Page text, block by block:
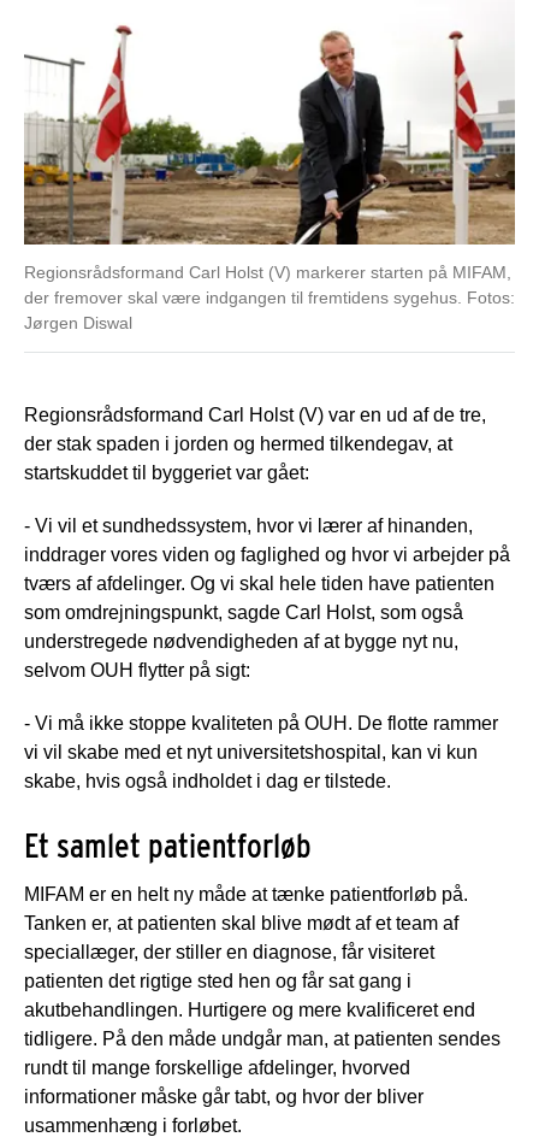
Regionsrådsformand Carl Holst (V) markerer starten på MIFAM,
der fremover skal være indgangen til fremtidens sygehus. Fotos:
Jørgen Diswal
Regionsrådsformand Carl Holst (V) var en ud af de tre,
der stak spaden i jorden og hermed tilkendegav, at
startskuddet til byggeriet var gået:
- Vi vil et sundhedssystem, hvor vi lærer af hinanden,
inddrager vores viden og faglighed og hvor vi arbejder på
tværs af afdelinger. Og vi skal hele tiden have patienten
som omdrejningspunkt, sagde Carl Holst, som også
understregede nødvendigheden af at bygge nyt nu,
selvom OUH flytter på sigt:
- Vi må ikke stoppe kvaliteten på OUH. De flotte rammer
vi vil skabe med et nyt universitetshospital, kan vi kun
skabe, hvis også indholdet i dag er tilstede.
Et samlet patientforløb
MIFAM er en helt ny måde at tænke patientforløb på.
Tanken er, at patienten skal blive mødt af et team af
speciallæger, der stiller en diagnose, får visiteret
patienten det rigtige sted hen og får sat gang i
akutbehandlingen. Hurtigere og mere kvalificeret end
tidligere. På den måde undgår man, at patienten sendes
rundt til mange forskellige afdelinger, hvorved
informationer måske går tabt, og hvor der bliver
usammenhæng i forløbet.